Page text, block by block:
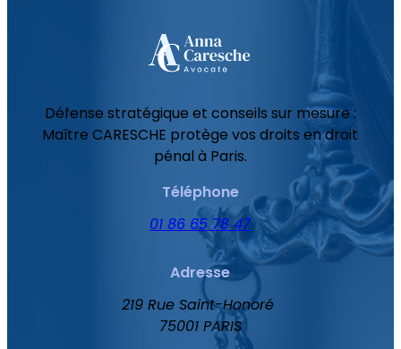
Défense stratégique et conseils sur mesure :
Maître CARESCHE protège vos droits en droit
pénal à Paris.
Téléphone
01 86 65 78 47
Adresse
219 Rue Saint-Honoré
75001 PARIS